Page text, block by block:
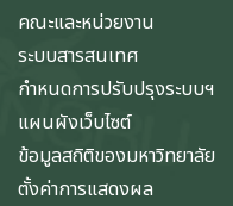
คณะและหน่วยงาน
ระบบสารสนเทศ
กำหนดการปรับปรุงระบบฯ
แผนผังเว็บไซต์
ข้อมูลสถิติของมหาวิทยาลัย
ตั้งค่าการแสดงผล